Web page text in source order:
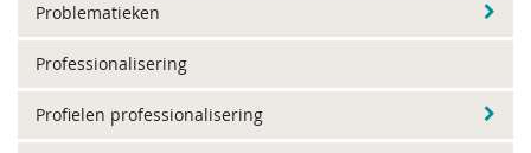
Problematieken
Professionalisering
Profielen professionalisering